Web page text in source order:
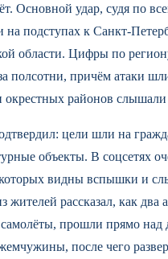
Основной удар, судя по
на подступах к Санкт-
области. Цифры по
полсотни, причём атаки
районов слышали
цели шли на
объекты. В соцсетях
видны вспышки и
жителей рассказал, как два
прошли прямо над
после чего